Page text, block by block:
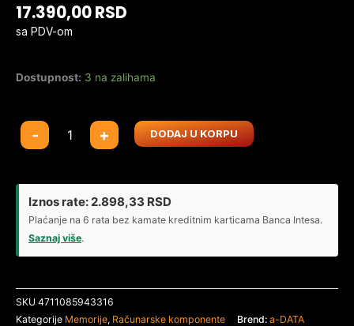
17.390,00RSD
sa PDV-om
Dostupnost: 3 na zalihama
-
Memorija
DDR4
MHz
AData
XPG
količina
+ DODAJ U KORPU
Iznos rate: 2.898,33 RSD
Plaćanje na 6 rata bez kamate kreditnim karticama Banca Intesa.
Saznaj više.
SKU 4711085943316
Kategorije Memorije, Računarske komponente Brend: a-DATA